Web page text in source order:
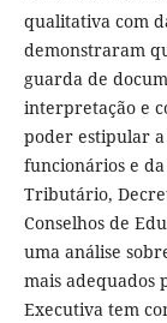
qualitativa com
demonstraram
guarda de
interpretação e
poder estipular
funcionários e da
Tributário,
Conselhos de
uma análise
mais adequados
Executiva tem